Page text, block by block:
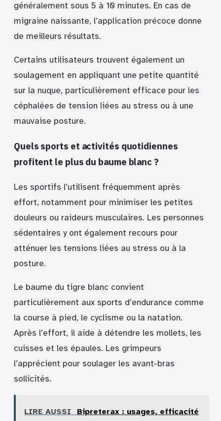
généralement sous 5 à 10 minutes. En cas de
migraine naissante, l’application précoce donne
de meilleurs résultats.
Certains utilisateurs trouvent également un
soulagement en appliquant une petite quantité
sur la nuque, particulièrement efficace pour les
céphalées de tension liées au stress ou à une
mauvaise posture.
Quels sports et activités quotidiennes
profitent le plus du baume blanc ?
Les sportifs l’utilisent fréquemment après
effort, notamment pour minimiser les petites
douleurs ou raideurs musculaires. Les personnes
sédentaires y ont également recours pour
atténuer les tensions liées au stress ou à la
posture.
Le baume du tigre blanc convient
particulièrement aux sports d’endurance comme
la course à pied, le cyclisme ou la natation.
Après l’effort, il aide à détendre les mollets, les
cuisses et les épaules. Les grimpeurs
l’apprécient pour soulager les avant-bras
sollicités.
LIRE AUSSI
Bipreterax : usages, efficacité